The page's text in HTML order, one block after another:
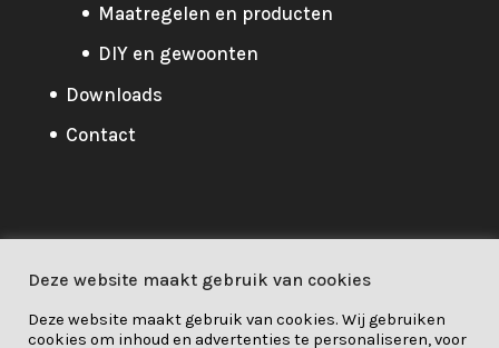
Maatregelen en producten
DIY en gewoonten
Downloads
Contact
Privacybeleid/Cookie/
Verantwoordelijkheid
Deze website maakt gebruik van cookies
Deze website maakt gebruik van cookies. Wij gebruiken
cookies om inhoud en advertenties te personaliseren, voor